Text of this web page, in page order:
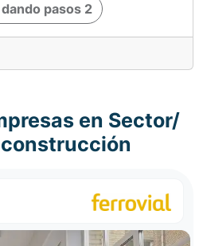
pasos 2
en Sector/